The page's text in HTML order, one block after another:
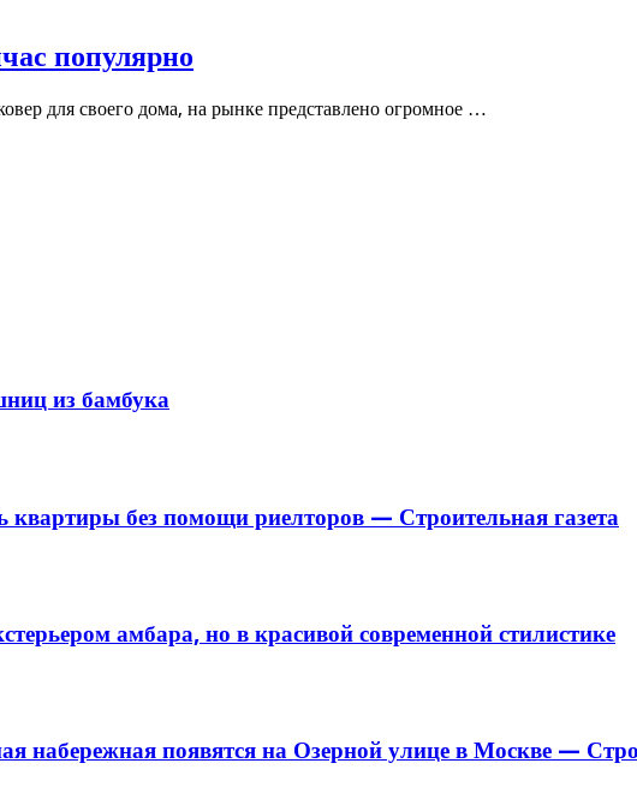
популярно
для своего дома, на рынке представлено огромное …
из бамбука
квартиры без помощи риелторов — Строительная газета
амбара, но в красивой современной стилистике
набережная появятся на Озерной улице в Москве —